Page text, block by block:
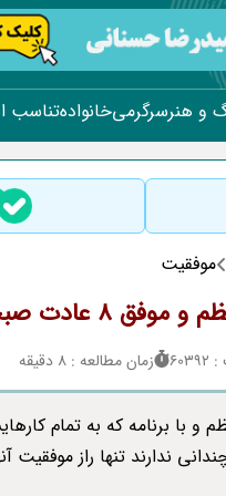
و هنرسرگرمیخانوادهتناسب
موفقیت
صبحگاهی مخصوص دارند
زمان مطالعه : 8 دقیقه
و با برنامه که به تمام
ندارند تنها راز